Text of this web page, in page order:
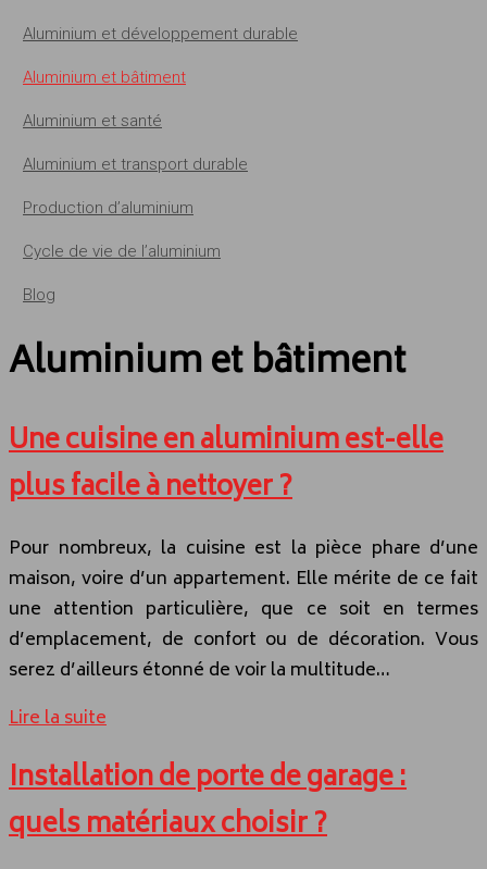
Aluminium et développement durable
Aluminium et bâtiment
Aluminium et santé
Aluminium et transport durable
Production d’aluminium
Cycle de vie de l’aluminium
Blog
Aluminium et bâtiment
Une cuisine en aluminium est-elle
plus facile à nettoyer ?
Pour nombreux, la cuisine est la pièce phare d’une
maison, voire d’un appartement. Elle mérite de ce fait
une attention particulière, que ce soit en termes
d’emplacement, de confort ou de décoration. Vous
serez d’ailleurs étonné de voir la multitude…
Lire la suite
Installation de porte de garage :
quels matériaux choisir ?